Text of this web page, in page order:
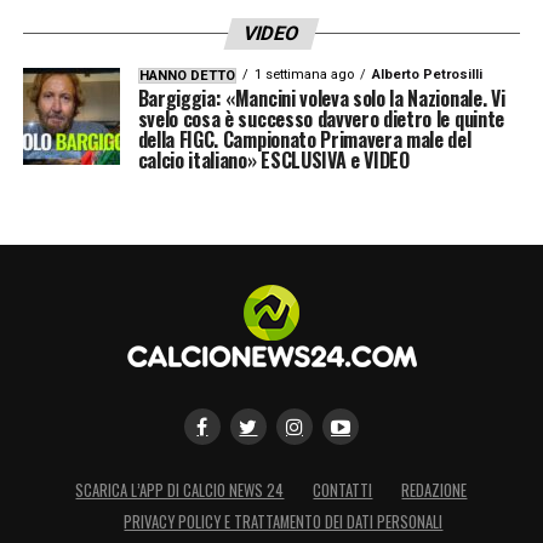
LA PLAYLIST DELLE NOSTRE TOP NEWS
VIDEO
HANNO DETTO 1 settimana ago Alberto Petrosilli
Bargiggia: «Mancini voleva solo la Nazionale. Vi
svelo cosa è successo davvero dietro le quinte
della FIGC. Campionato Primavera male del
calcio italiano» ESCLUSIVA e VIDEO
SCARICA L’APP DI CALCIO NEWS 24 CONTATTI
REDAZIONE
PRIVACY POLICY E TRATTAMENTO DEI DATI PERSONALI